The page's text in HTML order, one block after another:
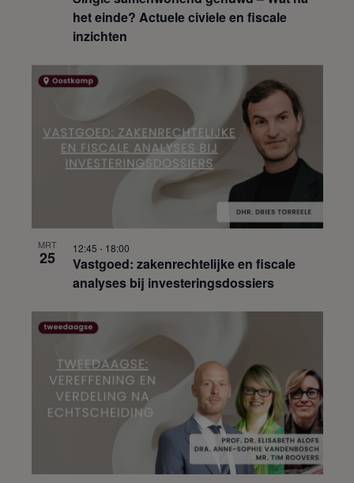
het einde? Actuele civiele en fiscale
inzichten
MRT
25
Vastgoed: zakenrechtelijke en fiscale
analyses bij investeringsdossiers
12:45 - 18:00